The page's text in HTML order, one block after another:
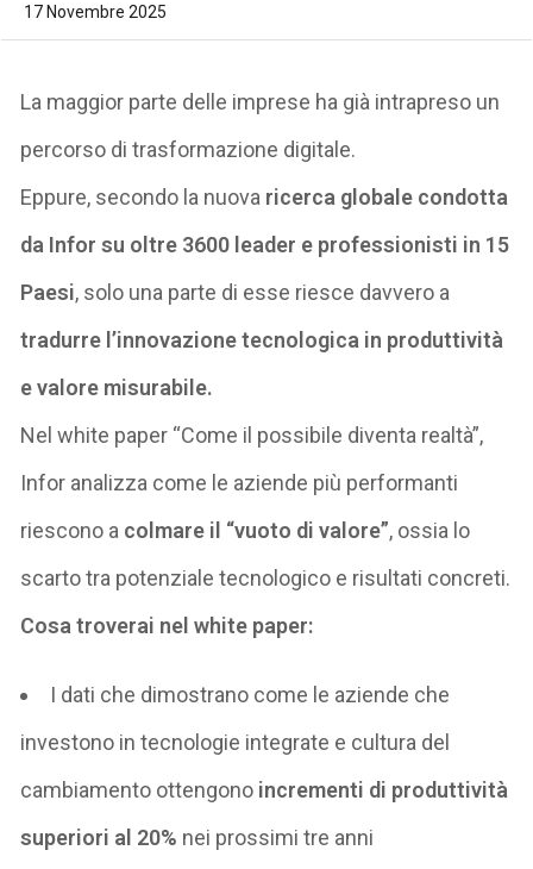
17 Novembre 2025
La maggior parte delle imprese ha già intrapreso un
percorso di trasformazione digitale.
Eppure, secondo la nuova ricerca globale condotta
da Infor su oltre 3600 leader e professionisti in 15
Paesi, solo una parte di esse riesce davvero a
tradurre l’innovazione tecnologica in produttività
e valore misurabile.
Nel white paper “Come il possibile diventa realtà”,
Infor analizza come le aziende più performanti
riescono a colmare il “vuoto di valore”, ossia lo
scarto tra potenziale tecnologico e risultati concreti.
Cosa troverai nel white paper:
I dati che dimostrano come le aziende che
investono in tecnologie integrate e cultura del
cambiamento ottengono incrementi di produttività
superiori al 20% nei prossimi tre anni